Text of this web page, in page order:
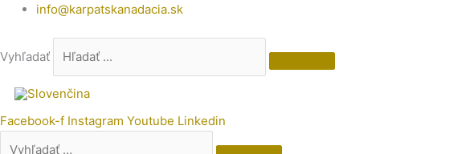
Preskočiťinfo@karpatskanadacia.sk
Vyhľadať
Facebook-f Instagram Youtube Linkedin
Vyhľadať